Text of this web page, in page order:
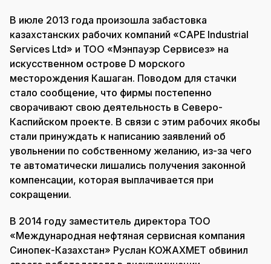
В июле 2013 года произошла забастовка
казахстанских рабочих компаний «CAPE Industrial
Services Ltd» и ТОО «Мэнпауэр Сервисез» на
искусственном острове D морского
месторождения Кашаган. Поводом для стачки
стало сообщение, что фирмы постепенно
сворачивают свою деятельность в Северо-
Каспийском проекте. В связи с этим рабочих якобы
стали принуждать к написанию заявлений об
увольнении по собственному желанию, из-за чего
те автоматически лишались получения законной
компенсации, которая выплачивается при
сокращении.
В 2014 году заместитель директора ТОО
«Международная нефтяная сервисная компания
Синопек-Казахстан» Руслан КОЖАХМЕТ обвинил